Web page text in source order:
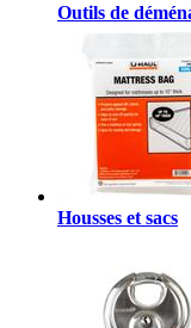
Outils de
Housses et sacs